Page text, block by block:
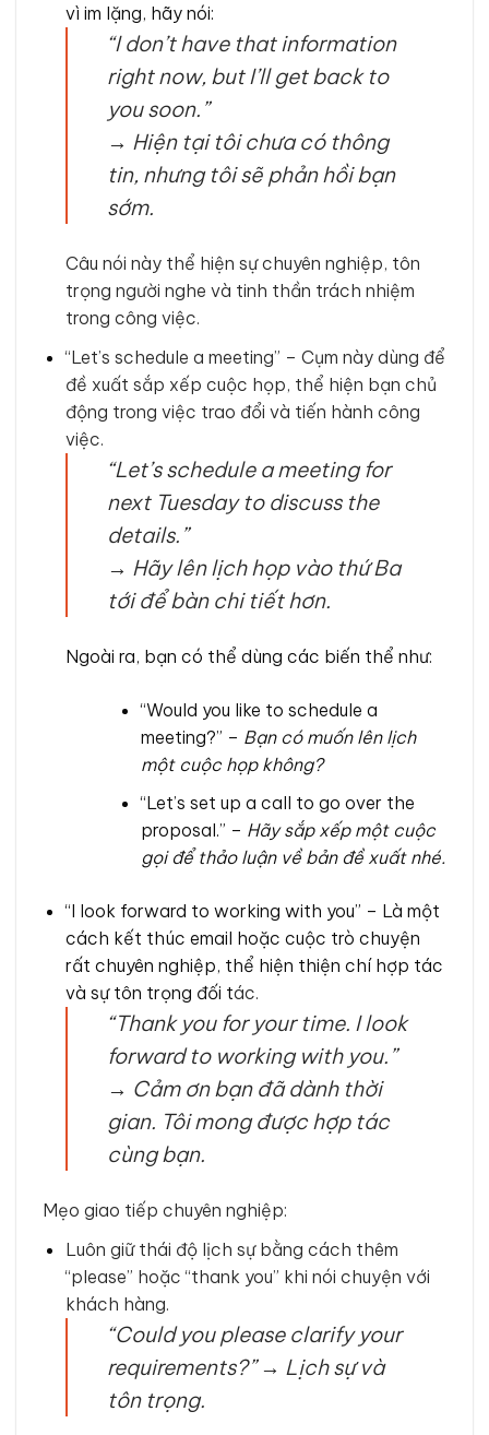
vì im lặng, hãy nói:
“I don’t have that information
right now, but I’ll get back to
you soon.”
→ Hiện tại tôi chưa có thông
tin, nhưng tôi sẽ phản hồi bạn
sớm.
Câu nói này thể hiện sự chuyên nghiệp, tôn
trọng người nghe và tinh thần trách nhiệm
trong công việc.
“Let’s schedule a meeting” – Cụm này dùng để
đề xuất sắp xếp cuộc họp, thể hiện bạn chủ
động trong việc trao đổi và tiến hành công
việc.
“Let’s schedule a meeting for
next Tuesday to discuss the
details.”
→ Hãy lên lịch họp vào thứ Ba
tới để bàn chi tiết hơn.
Ngoài ra, bạn có thể dùng các biến thể như:
“Would you like to schedule a
meeting?” – Bạn có muốn lên lịch
một cuộc họp không?
“Let’s set up a call to go over the
proposal.” – Hãy sắp xếp một cuộc
gọi để thảo luận về bản đề xuất nhé.
“I look forward to working with you” – Là một
cách kết thúc email hoặc cuộc trò chuyện
rất chuyên nghiệp, thể hiện thiện chí hợp tác
và sự tôn trọng đối tác.
“Thank you for your time. I look
forward to working with you.”
→ Cảm ơn bạn đã dành thời
gian. Tôi mong được hợp tác
cùng bạn.
Mẹo giao tiếp chuyên nghiệp:
Luôn giữ thái độ lịch sự bằng cách thêm
“please” hoặc “thank you” khi nói chuyện với
khách hàng.
“Could you please clarify your
requirements?” → Lịch sự và
tôn trọng.